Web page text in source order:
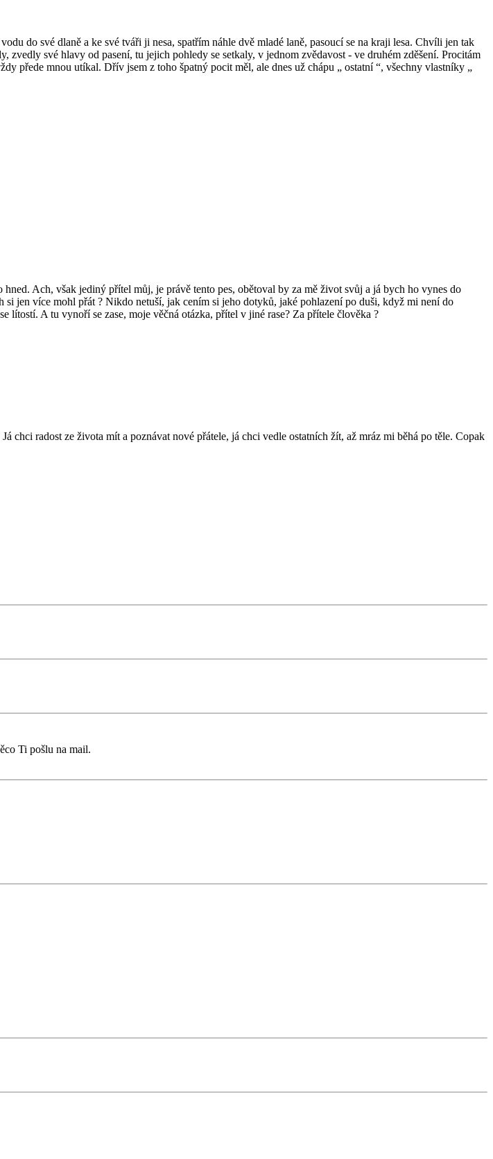
do své dlaně a ke své tváři ji nesa, spatřím náhle dvě mladé laně, pasoucí se na kraji lesa. Chvíli jen tak
své hlavy od pasení, tu jejich pohledy se setkaly, v jednom zvědavost - ve druhém zděšení. Procitám
přede mnou utíkal. Dřív jsem z toho špatný pocit měl, ale dnes už chápu „ ostatní “, všechny vlastníky „
Ach, však jediný přítel můj, je právě tento pes, obětoval by za mě život svůj a já bych ho vynes do
jen více mohl přát ? Nikdo netuší, jak cením si jeho dotyků, jaké pohlazení po duši, když mi není do
lítostí. A tu vynoří se zase, moje věčná otázka, přítel v jiné rase? Za přítele člověka ?
radost ze života mít a poznávat nové přátele, já chci vedle ostatních žít, až mráz mi běhá po těle. Copak
Ti pošlu na mail.